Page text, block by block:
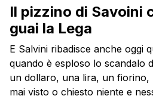
Il pizzino di Savoini
guai la Lega
E Salvini ribadisce anche oggi
quando è esploso lo scandalo
un dollaro, una lira, un
mai visto o chiesto niente e